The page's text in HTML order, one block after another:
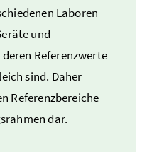
Laboren
und
Referenzwerte
sind. Daher
Referenzbereiche
dar.